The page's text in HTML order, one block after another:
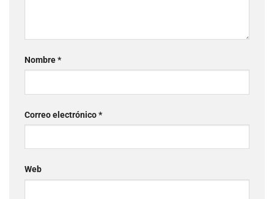
Nombre*
Correo electrónico*
Web